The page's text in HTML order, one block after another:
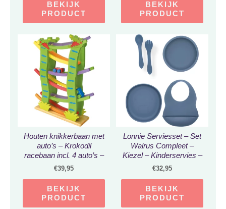
BEKIJK
PRODUCT
BEKIJK
PRODUCT
Houten knikkerbaan met
auto’s – Krokodil
racebaan incl. 4 auto’s –
Speelgoed vanaf 2 jaar
€39,95
BEKIJK
PRODUCT
Lonnie Serviesset – Set
Walrus Compleet –
Kiezel – Kinderservies –
Servies – Bestek
€32,95
BEKIJK
PRODUCT